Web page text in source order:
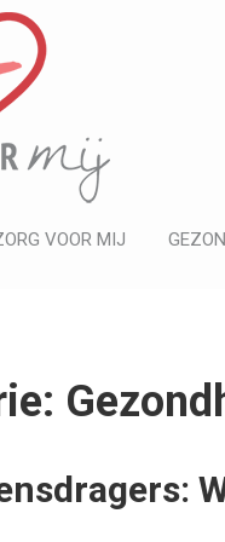
MIJ
VOOR MIJ